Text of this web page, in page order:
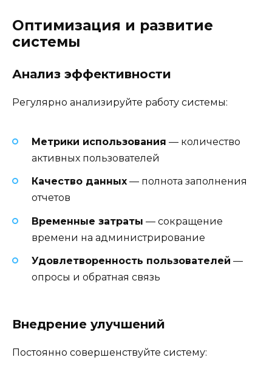
Оптимизация и развитие
системы
Анализ эффективности
Регулярно анализируйте работу системы:
Метрики использования — количество
активных пользователей
Качество данных — полнота заполнения
отчетов
Временные затраты — сокращение
времени на администрирование
Удовлетворенность пользователей —
опросы и обратная связь
Внедрение улучшений
Постоянно совершенствуйте систему: